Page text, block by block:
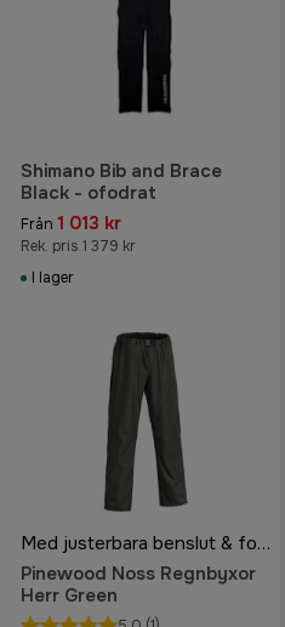
Shimano Bib and Brace
Black - ofodrat
Från 1 013 kr
Rek. pris 1 379 kr
I lager
Med justerbara benslut & fodrad i polyester
Pinewood Noss Regnbyxor
Herr Green